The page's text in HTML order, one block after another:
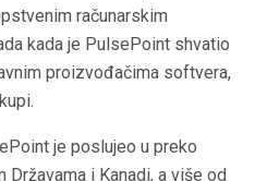
računarskim
kada je PulsePoint shvatio
proizvođačima softvera,
je poslujeo u preko
Državama i Kanadi, a više od